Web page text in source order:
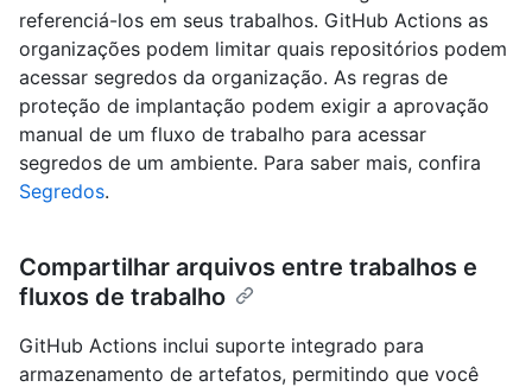
referenciá-los em seus trabalhos. GitHub Actions as
organizações podem limitar quais repositórios podem
acessar segredos da organização. As regras de
proteção de implantação podem exigir a aprovação
manual de um fluxo de trabalho para acessar
segredos de um ambiente. Para saber mais, confira
Segredos.
Compartilhar arquivos entre trabalhos e
fluxos de trabalho
GitHub Actions inclui suporte integrado para
armazenamento de artefatos, permitindo que você